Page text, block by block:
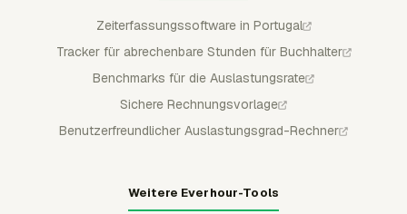
Zeiterfassungssoftware in Portugal
Tracker für abrechenbare Stunden für Buchhalter
Benchmarks für die Auslastungsrate
Sichere Rechnungsvorlage
Benutzerfreundlicher Auslastungsgrad-Rechner
Weitere Everhour-Tools